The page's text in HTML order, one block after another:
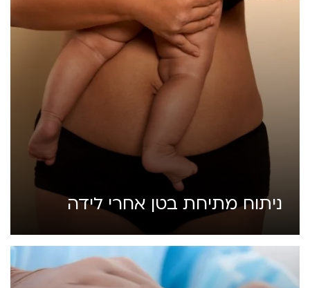
ניתוח מתיחת בטן אחרי לידה